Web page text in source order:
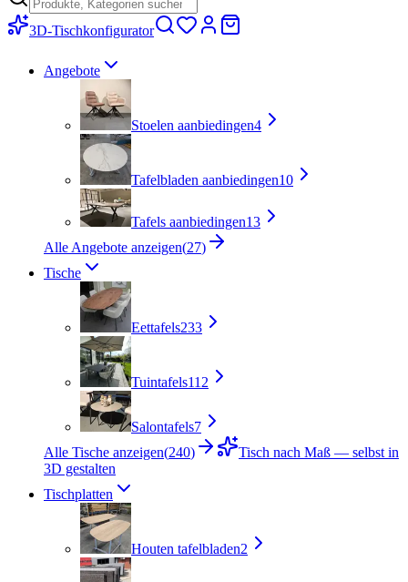
3D-Tischkonfigurator
Angebote
Stoelen aanbiedingen4
Tafelbladen aanbiedingen10
Tafels aanbiedingen13
Alle Angebote anzeigen(27)
Tische
Eettafels233
Tuintafels112
Salontafels7
Alle Tische anzeigen(240)
Tisch nach Maß — selbst in
3D gestalten
Tischplatten
Houten tafelbladen2